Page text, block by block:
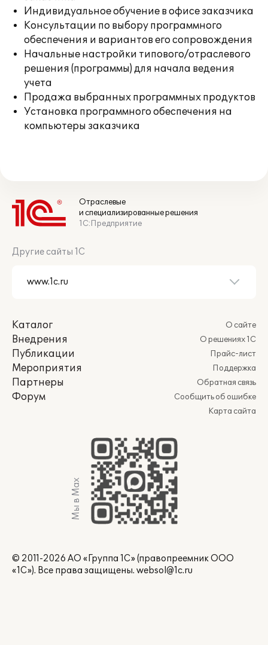
Индивидуальное обучение в офисе заказчика
Консультации по выбору программного
обеспечения и вариантов его сопровождения
Начальные настройки типового/отраслевого
решения (программы) для начала ведения
учета
Продажа выбранных программных продуктов
Установка программного обеспечения на
компьютеры заказчика
Отраслевые
и специализированные решения
1С:Предприятие
Другие сайты 1С
Каталог
Внедрения
Публикации
Мероприятия
Партнеры
Форум
О сайте
О решениях 1С
Прайс-лист
Поддержка
Обратная связь
Сообщить об ошибке
Карта сайта
Мы в Max
© 2011-2026 АО «Группа 1С» (правопреемник ООО
«1С»). Все права защищены. websol@1c.ru